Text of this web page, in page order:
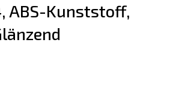
ABS-Kunststoff,